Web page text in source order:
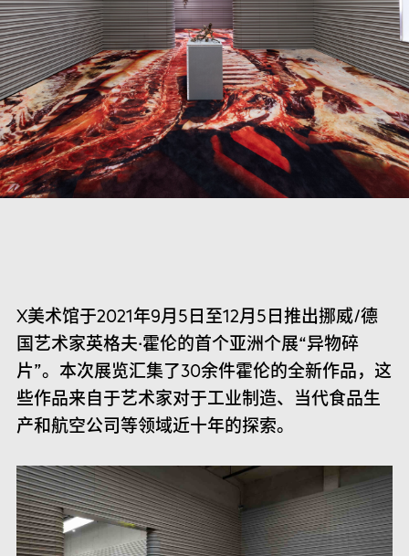
出版项目
支持我们
关于我们
X美术馆于2021年9月5日至12月5日推出挪威/德
国艺术家英格夫·霍伦的首个亚洲个展“异物碎
片”。本次展览汇集了30余件霍伦的全新作品，这
些作品来自于艺术家对于工业制造、当代食品生
产和航空公司等领域近十年的探索。